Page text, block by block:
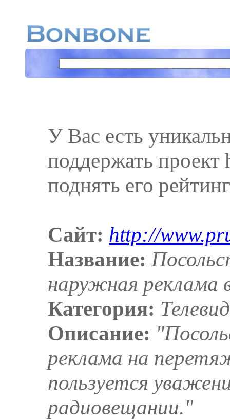
У Вас есть
поддержать
поднять его
Сайт: http://
Название:
наружная реклама
Категория:
Описание:
реклама на
пользуется
радиовещании."